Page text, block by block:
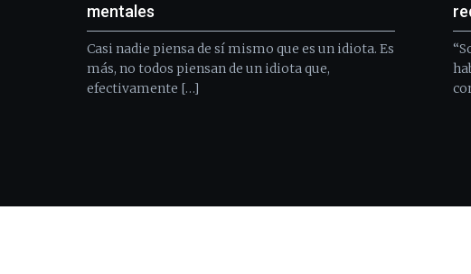
mentales
Casi nadie piensa de sí mismo que es un idiota. Es
más, no todos piensan de un idiota que,
efectivamente […]